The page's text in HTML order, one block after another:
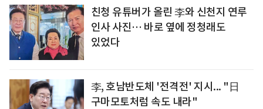
친청 유튜버가 올린 李와 신천지 연루
인사 사진… 바로 옆에 정청래도
있었다
李, 호남반도체 '전격전' 지시... "日
구마모토처럼 속도 내라"